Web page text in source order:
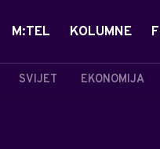
SVIJET EKONOMIJA
M:TEL KOLUMNE